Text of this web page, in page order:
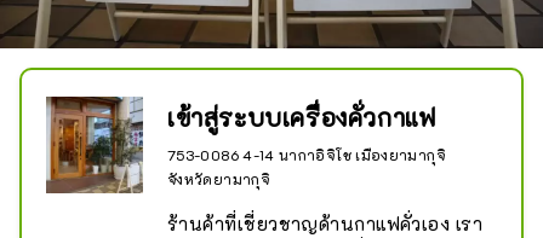
เข้าสู่ระบบเครื่องคั่วกาแฟ
753-0086 4-14 นากาอิจิโช เมืองยามากุจิ
จังหวัดยามากุจิ
ร้านค้าที่เชี่ยวชาญด้านกาแฟคั่วเอง เรา